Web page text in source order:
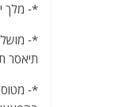
*- מלך
*- מושל
תיאסר